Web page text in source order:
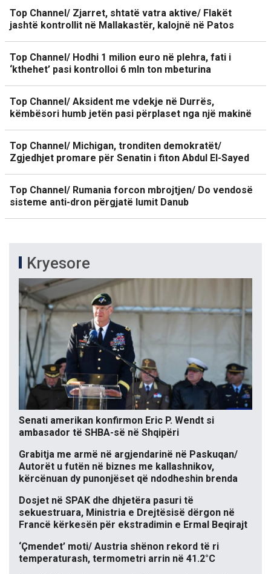
Top Channel/ Zjarret, shtatë vatra aktive/ Flakët
jashtë kontrollit në Mallakastër, kalojnë në Patos
Top Channel/ Hodhi 1 milion euro në plehra, fati i
‘kthehet’ pasi kontrolloi 6 mln ton mbeturina
Top Channel/ Aksident me vdekje në Durrës,
këmbësori humb jetën pasi përplaset nga një makinë
Top Channel/ Michigan, tronditen demokratët/
Zgjedhjet promare për Senatin i fiton Abdul El-Sayed
Top Channel/ Rumania forcon mbrojtjen/ Do vendosë
sisteme anti-dron përgjatë lumit Danub
Kryesore
Senati amerikan konfirmon Eric P. Wendt si
ambasador të SHBA-së në Shqipëri
Grabitja me armë në argjendarinë në Paskuqan/
Autorët u futën në biznes me kallashnikov,
kërcënuan dy punonjëset që ndodheshin brenda
Dosjet në SPAK dhe dhjetëra pasuri të
sekuestruara, Ministria e Drejtësisë dërgon në
Francë kërkesën për ekstradimin e Ermal Beqirajt
‘Çmendet’ moti/ Austria shënon rekord të ri
temperaturash, termometri arrin në 41.2°C